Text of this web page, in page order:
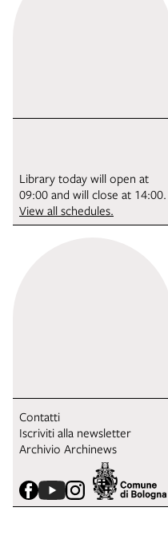
Library today will open at
09:00 and will close at 14:00.
View all schedules.
Contatti
Iscriviti alla newsletter
Archivio Archinews